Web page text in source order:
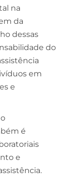
na
da
dessas
do
em
e
é
e